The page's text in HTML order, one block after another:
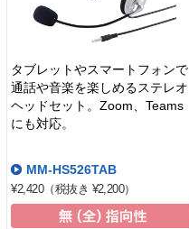
タブレットやスマートフォンで
通話や音楽を楽しめるステレオ
ヘッドセット。Zoom、Teams
にも対応。
MM-HS526TAB
¥2,420（税抜き ¥2,200）